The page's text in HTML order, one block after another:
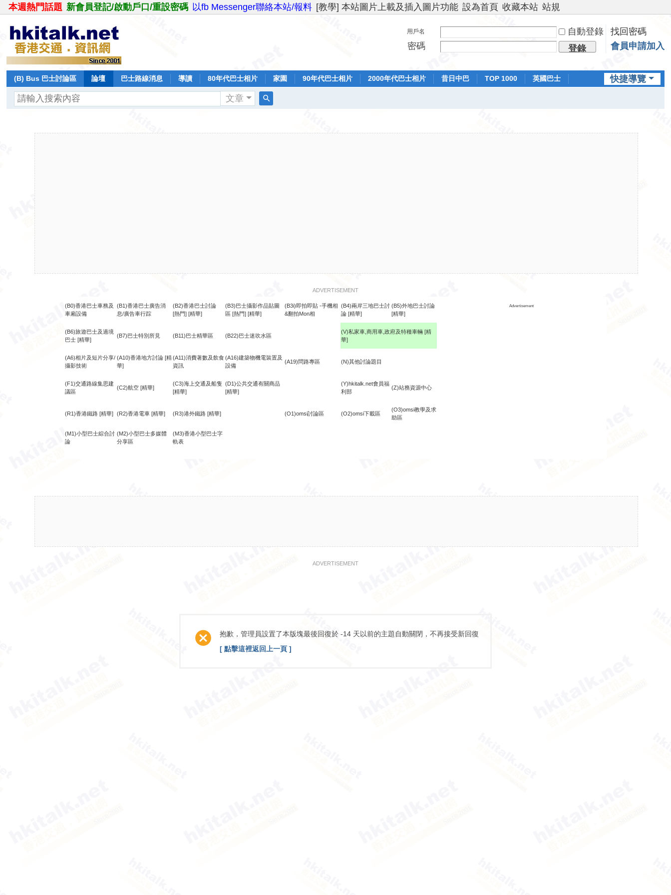
本週熱門話題 新會員登記/啟動戶口/重設密碼 以fb Messenger聯絡本站/報料 [教學] 本站圖片上載及插入圖片功能 設為首頁 收藏本站 站規
用戶名 自動登錄
找回密碼
密碼
登錄 會員申請加入
快捷導覽
(B) Bus 巴士討論區 論壇 巴士路線消息 導讀 80年代巴士相片 家園 90年代巴士相片 2000年代巴士相片 昔日中巴 TOP 1000
英國巴士
文章
ADVERTISEMENT
(B0)香港巴士車務及
車廂設備
(B1)香港巴士廣告消
息/廣告車行踪
(B2)香港巴士討論
[熱門] [精華]
(B3)巴士攝影作品貼圖
區 [熱門] [精華]
(B3i)即拍即貼 -手機相
&翻拍Mon相
(B4)兩岸三地巴士討
論 [精華]
(B5)外地巴士討論
[精華]
Advertisement
(B6)旅遊巴士及過境
巴士 [精華]
(B7)巴士特別所見 (B11)巴士精華區 (B22)巴士迷吹水區
(V)私家車,商用車,政府及特種車輛 [精
華]
(A6)相片及短片分享/
攝影技術
(A10)香港地方討論 [精
華]
(A11)消費著數及飲食
資訊
(A16)建築物機電裝置及
設備
(A19)問路專區 (N)其他討論題目
(F1)交通路線集思建
議區
(C2)航空 [精華]
(C3)海上交通及船隻
[精華]
(D1)公共交通有關商品
[精華]
(Y)hkitalk.net會員福
利部
(Z)站務資源中心
(R1)香港鐵路 [精華] (R2)香港電車 [精華] (R3)港外鐵路 [精華] (O1)omsi討論區 (O2)omsi下載區
(O3)omsi教學及求
助區
(M1)小型巴士綜合討
論
(M2)小型巴士多媒體
分享區
(M3)香港小型巴士字
軌表
ADVERTISEMENT
抱歉，管理員設置了本版塊最後回復於 -14 天以前的主題自動關閉，不再接受新回復
[ 點擊這裡返回上一頁 ]